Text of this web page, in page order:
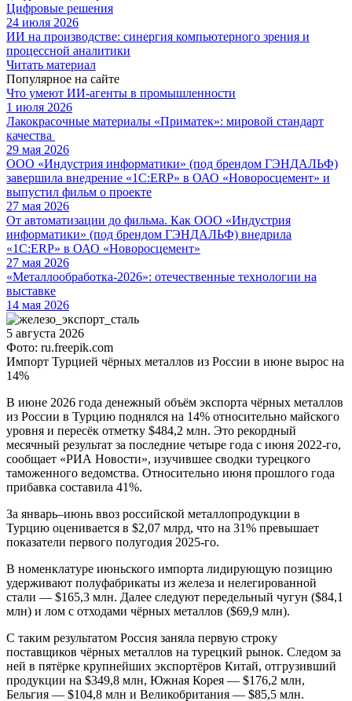
Цифровые решения
24 июля 2026
ИИ на производстве: синергия компьютерного зрения и
процессной аналитики
Читать материал
Популярное на сайте
Что умеют ИИ-агенты в промышленности
1 июля 2026
Лакокрасочные материалы «Приматек»: мировой стандарт
качества
29 мая 2026
ООО «Индустрия информатики» (под брендом ГЭНДАЛЬФ)
завершила внедрение «1С:ERP» в ОАО «Новоросцемент» и
выпустил фильм о проекте
27 мая 2026
От автоматизации до фильма. Как ООО «Индустрия
информатики» (под брендом ГЭНДАЛЬФ) внедрила
«1С:ERP» в ОАО «Новоросцемент»
27 мая 2026
«Металлообработка-2026»: отечественные технологии на
выставке
14 мая 2026
5 августа 2026
Фото: ru.freepik.com
Импорт Турцией чёрных металлов из России в июне вырос на
14%
В июне 2026 года денежный объём экспорта чёрных металлов
из России в Турцию поднялся на 14% относительно майского
уровня и пересёк отметку $484,2 млн. Это рекордный
месячный результат за последние четыре года с июня 2022-го,
сообщает «РИА Новости», изучившее сводки турецкого
таможенного ведомства. Относительно июня прошлого года
прибавка составила 41%.
За январь–июнь ввоз российской металлопродукции в
Турцию оценивается в $2,07 млрд, что на 31% превышает
показатели первого полугодия 2025-го.
В номенклатуре июньского импорта лидирующую позицию
удерживают полуфабрикаты из железа и нелегированной
стали — $165,3 млн. Далее следуют передельный чугун ($84,1
млн) и лом с отходами чёрных металлов ($69,9 млн).
С таким результатом Россия заняла первую строку
поставщиков чёрных металлов на турецкий рынок. Следом за
ней в пятёрке крупнейших экспортёров Китай, отгрузивший
продукции на $349,8 млн, Южная Корея — $176,2 млн,
Бельгия — $104,8 млн и Великобритания — $85,5 млн.